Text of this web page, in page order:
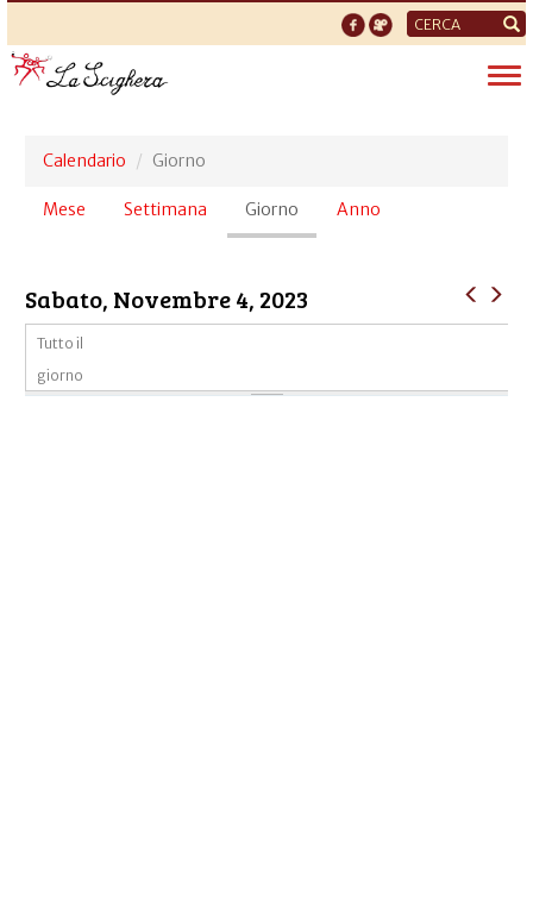
Form
di
ricerca
Calendario Giorno
Schede
Mese Settimana Giorno (scheda
attiva)
Anno
Sabato, Novembre 4, 2023
Tutto il
giorno